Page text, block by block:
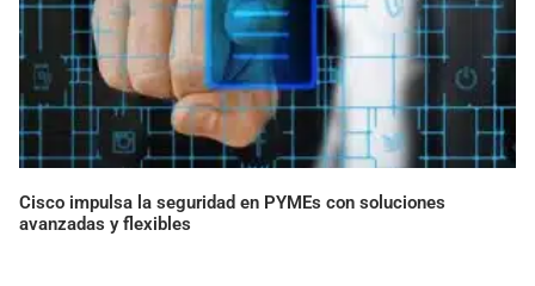
Cisco impulsa la seguridad en PYMEs con soluciones
avanzadas y flexibles